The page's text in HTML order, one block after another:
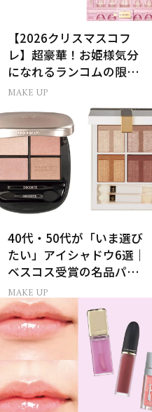
【2026クリスマスコフ
レ】超豪華！お姫様気分
になれるランコムの限定
コスメキット
MAKE UP
40代・50代が「いま選び
たい」アイシャドウ6選｜
ベスコス受賞の名品パレ
ット＆単色アイカラー
MAKE UP